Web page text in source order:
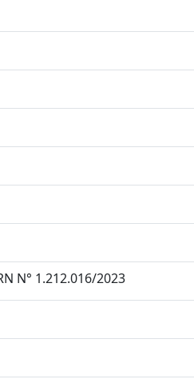
N° 1.212.016/2023